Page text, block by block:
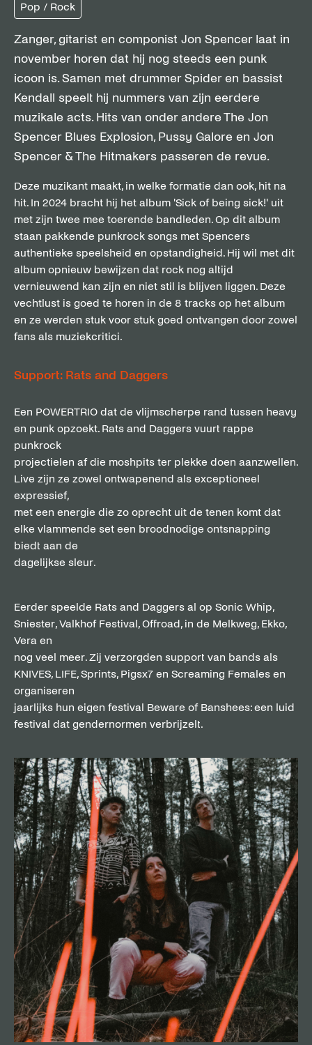
Pop / Rock
Zanger, gitarist en componist Jon Spencer laat in
november horen dat hij nog steeds een punk
icoon is. Samen met drummer Spider en bassist
Kendall speelt hij nummers van zijn eerdere
muzikale acts. Hits van onder andere The Jon
Spencer Blues Explosion, Pussy Galore en Jon
Spencer & The Hitmakers passeren de revue.
Deze muzikant maakt, in welke formatie dan ook, hit na
hit. In 2024 bracht hij het album 'Sick of being sick!' uit
met zijn twee mee toerende bandleden. Op dit album
staan pakkende punkrock songs met Spencers
authentieke speelsheid en opstandigheid. Hij wil met dit
album opnieuw bewijzen dat rock nog altijd
vernieuwend kan zijn en niet stil is blijven liggen. Deze
vechtlust is goed te horen in de 8 tracks op het album
en ze werden stuk voor stuk goed ontvangen door zowel
fans als muziekcritici.
Support: Rats and Daggers
Een POWERTRIO dat de vlijmscherpe rand tussen heavy
en punk opzoekt. Rats and Daggers vuurt rappe
punkrock
projectielen af die moshpits ter plekke doen aanzwellen.
Live zijn ze zowel ontwapenend als exceptioneel
expressief,
met een energie die zo oprecht uit de tenen komt dat
elke vlammende set een broodnodige ontsnapping
biedt aan de
dagelijkse sleur.
Eerder speelde Rats and Daggers al op Sonic Whip,
Sniester, Valkhof Festival, Offroad, in de Melkweg, Ekko,
Vera en
nog veel meer. Zij verzorgden support van bands als
KNIVES, LIFE, Sprints, Pigsx7 en Screaming Females en
organiseren
jaarlijks hun eigen festival Beware of Banshees: een luid
festival dat gendernormen verbrijzelt.